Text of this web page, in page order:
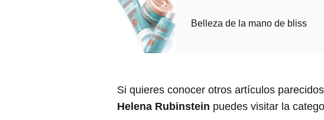
Belleza de la mano de bliss
Si quieres conocer otros artículos
Helena Rubinstein puedes visitar la